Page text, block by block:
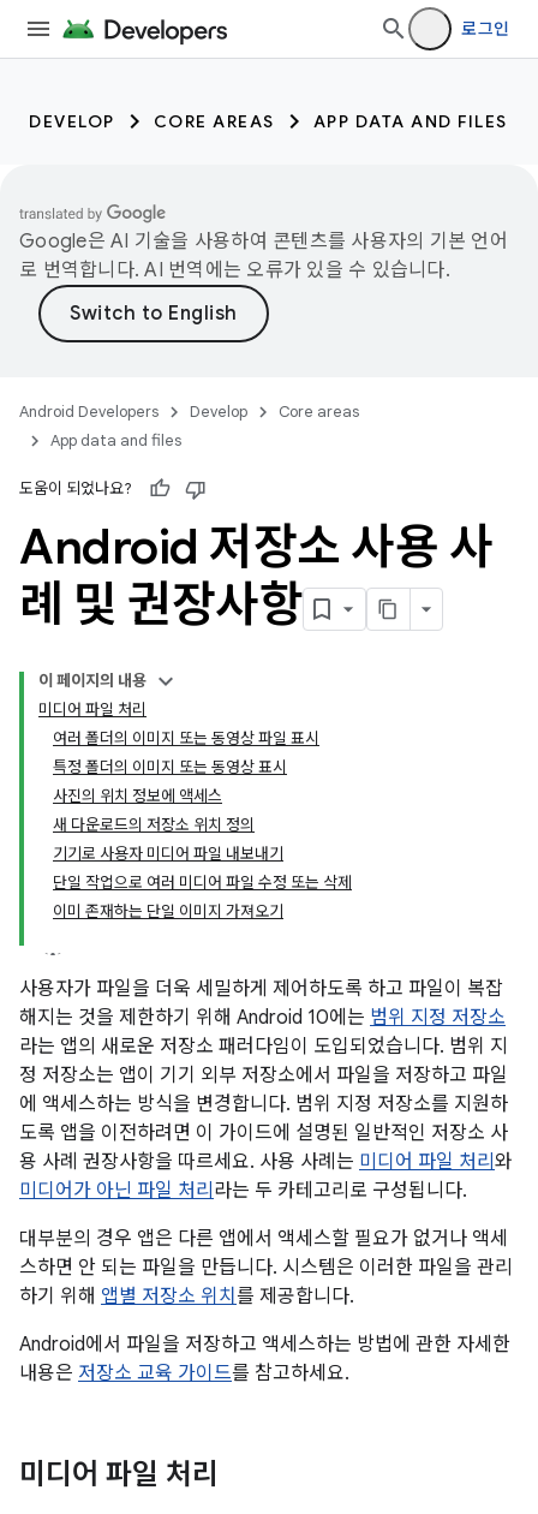
로그인
DEVELOP CORE AREAS APP DATA AND FILES
Google은 AI 기술을 사용하여 콘텐츠를 사용자의 기본 언어
로 번역합니다. AI 번역에는 오류가 있을 수 있습니다.
Android Developers Develop
Core areas
App data and files
도움이 되었나요?
Android 저장소 사용 사
례 및 권장사항
이 페이지의 내용
미디어 파일 처리
여러 폴더의 이미지 또는 동영상 파일 표시
특정 폴더의 이미지 또는 동영상 표시
사진의 위치 정보에 액세스
새 다운로드의 저장소 위치 정의
기기로 사용자 미디어 파일 내보내기
단일 작업으로 여러 미디어 파일 수정 또는 삭제
이미 존재하는 단일 이미지 가져오기
사용자가 파일을 더욱 세밀하게 제어하도록 하고 파일이 복잡
해지는 것을 제한하기 위해 Android 10에는 범위 지정 저장소
라는 앱의 새로운 저장소 패러다임이 도입되었습니다. 범위 지
정 저장소는 앱이 기기 외부 저장소에서 파일을 저장하고 파일
에 액세스하는 방식을 변경합니다. 범위 지정 저장소를 지원하
도록 앱을 이전하려면 이 가이드에 설명된 일반적인 저장소 사
용 사례 권장사항을 따르세요. 사용 사례는 미디어 파일 처리 와
미디어가 아닌 파일 처리 라는 두 카테고리로 구성됩니다.
대부분의 경우 앱은 다른 앱에서 액세스할 필요가 없거나 액세
스하면 안 되는 파일을 만듭니다. 시스템은 이러한 파일을 관리
하기 위해 앱별 저장소 위치 를 제공합니다.
Android에서 파일을 저장하고 액세스하는 방법에 관한 자세한
내용은 저장소 교육 가이드를 참고하세요.
미디어 파일 처리